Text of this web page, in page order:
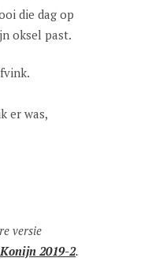
die dag op
oksel past.
er was,
versie
2019-2.